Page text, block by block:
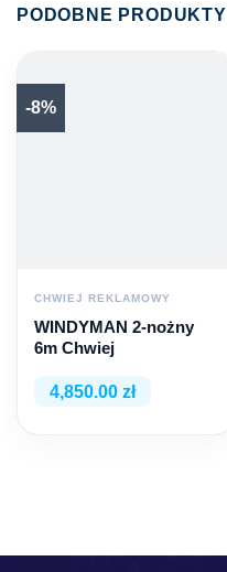
PODOBNE PRODUKTY
-8%
CHWIEJ REKLAMOWY
WINDYMAN 2-nożny
6m Chwiej
4,850.00 zł